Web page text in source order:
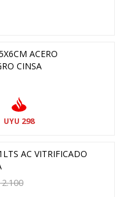
ACERO
CINSA
UYU 298
AC VITRIFICADO
2.100